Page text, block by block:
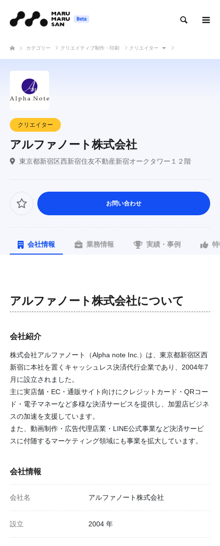
カテゴリー クリエイティブ制作・印刷 クリエイター
クリエイター
アルファノート株式会社
東京都新宿区西新宿住友不動産新宿オークタワー１２階
お問い合わせ
会社情報 業務情報 実績・事例
アルファノート株式会社について
会社紹介
株式会社アルファノート（Alpha note Inc.）は、東京都新宿区西
新宿に本社を置くキャッシュレス決済代行企業であり、2004年7
月に設立されました。
主に実店舗・EC・通販サイト向けにクレジットカード・QRコー
ド・電子マネーなど多様な決済サービスを提供し、加盟店ビジネ
スの加速を支援しています。
また、動画制作・広告代理店業・LINE公式事業など決済サービ
スに付随するマーケティング領域にも事業を拡大しています。
会社情報
会社名 アルファノート株式会社
設立 2004 年